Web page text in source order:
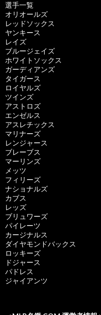
選手一覧
オリオールズ
レッドソックス
ヤンキース
レイズ
ブルージェイズ
ホワイトソックス
ガーディアンズ
タイガース
ロイヤルズ
ツインズ
アストロズ
エンゼルス
アスレチックス
マリナーズ
レンジャース
ブレーブス
マーリンズ
メッツ
フィリーズ
ナショナルズ
カブス
レッズ
ブリュワーズ
パイレーツ
カージナルス
ダイヤモンドバックス
ロッキーズ
ドジャース
パドレス
ジャイアンツ